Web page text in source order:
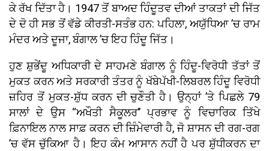
ਕੇ ਰੱਖ ਦਿੱਤਾ ਹੈ। 1947 ਤੋਂ ਬਾਅਦ ਹਿੰਦੂਤਵ ਦੀਆਂ ਤਾਕਤਾਂ ਦੀ ਜਿੱਤ
ਦੇ ਦੋ ਹੀ ਸਭ ਤੋਂ ਵੱਡੇ ਕੀਰਤੀ-ਸਤੰਭ ਹਨ: ਪਹਿਲਾ, ਅਯੁੱਧਿਆ ’ਚ ਰਾਮ
ਮੰਦਰ ਅਤੇ ਦੂਜਾ, ਬੰਗਾਲ ’ਚ ਇਹ ਹਿੰਦੂ ਜਿੱਤ।
ਹੁਣ ਸ਼ੁਭੇਂਦੂ ਅਧਿਕਾਰੀ ਦੇ ਸਾਹਮਣੇ ਬੰਗਾਲ ਨੂੰ ਹਿੰਦੂ-ਵਿਰੋਧੀ ਤੱਤਾਂ ਤੋਂ
ਮੁਕਤ ਕਰਨ ਅਤੇ ਸਰਕਾਰੀ ਤੰਤਰ ਨੂੰ ਖੱਬੇਪੱਖੀ-ਲਿਬਰਲ ਹਿੰਦੂ ਵਿਰੋਧੀ
ਜ਼ਹਿਰ ਤੋਂ ਮੁਕਤ-ਸ਼ੁੱਧ ਕਰਨ ਦੀ ਚੁਣੌਤੀ ਹੈ। ਉਨ੍ਹਾਂ ’ਤੇ ਪਿਛਲੇ 79
ਸਾਲਾਂ ਦੇ ਉਸ ‘‘ਅਖੌਤੀ ਸੈਕੂਲਰ’’ ਪ੍ਰਭਾਵ ਨੂੰ ਵਿਚਾਰਿਕ ਤਿੱਖੇ
ਫ਼ਿਨਾਇਲ ਨਾਲ ਸਾਫ਼ ਕਰਨ ਦੀ ਜ਼ਿੰਮੇਵਾਰੀ ਹੈ, ਜੋ ਸ਼ਾਸਨ ਦੀ ਰਗ-ਰਗ
’ਚ ਵੱਸ ਚੁੱਕਿਆ ਹੈ। ਇਹ ਕੰਮ ਆਸਾਨ ਨਹੀਂ ਹੈ ਪਰ ਸ਼ੁੱਧੀਕਰਨ ਦਾ